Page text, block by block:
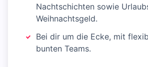
Nachtschichten sowie
Weihnachtsgeld.
Bei dir um die Ecke, mit
bunten Teams.